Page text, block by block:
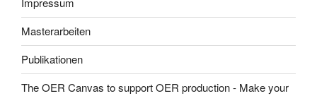
Masterarbeiten
Publikationen
The OER Canvas to support OER production - Make your